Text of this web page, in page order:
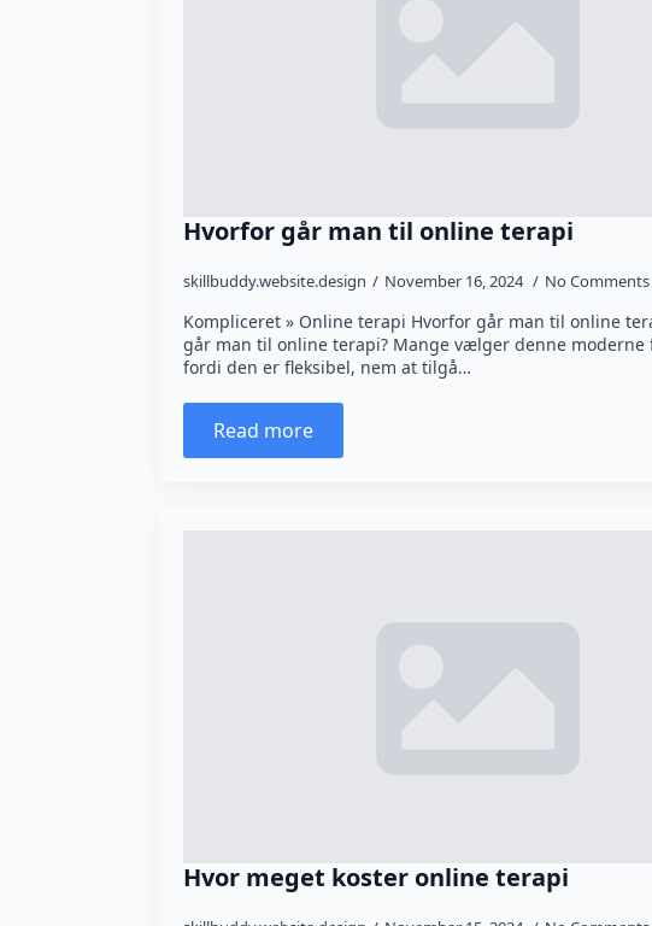
Hvorfor går man til online terapi
skillbuddy.website.design November 16, 2024 No Comments
Kompliceret » Online terapi Hvorfor går man til online
går man til online terapi? Mange vælger denne moderne
fordi den er fleksibel, nem at tilgå…
Read more
Hvor meget koster online terapi